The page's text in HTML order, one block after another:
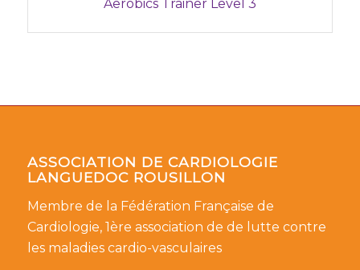
Aerobics Trainer Level 3
ASSOCIATION DE CARDIOLOGIE
LANGUEDOC ROUSILLON
Membre de la Fédération Française de
Cardiologie, 1ère association de de lutte contre
les maladies cardio-vasculaires